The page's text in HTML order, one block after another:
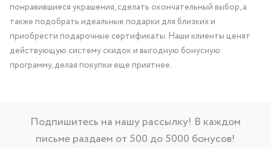
понравившиеся украшения, сделать окончательный выбор, а
также подобрать идеальные подарки для близких и
приобрести подарочные сертификаты. Наши клиенты ценят
действующую систему скидок и выгодную бонусную
программу, делая покупки еще приятнее.
Подпишитесь на нашу рассылку! В каждом
письме раздаем от 500 до 5000 бонусов!